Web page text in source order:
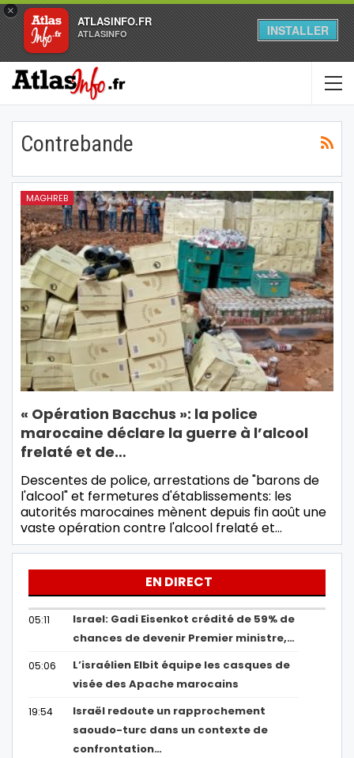
×
ATLASINFO.FR
ATLASINFO INSTALLER
Contrebande
MAGHREB
« Opération Bacchus »: la police
marocaine déclare la guerre à l’alcool
frelaté et de…
Descentes de police, arrestations de "barons de
l'alcool" et fermetures d'établissements: les
autorités marocaines mènent depuis fin août une
vaste opération contre l'alcool frelaté et…
EN DIRECT
05:11
Israel: Gadi Eisenkot crédité de 59% de
chances de devenir Premier ministre,…
05:06
L’israélien Elbit équipe les casques de
visée des Apache marocains
19:54
Israël redoute un rapprochement
saoudo-turc dans un contexte de
confrontation…